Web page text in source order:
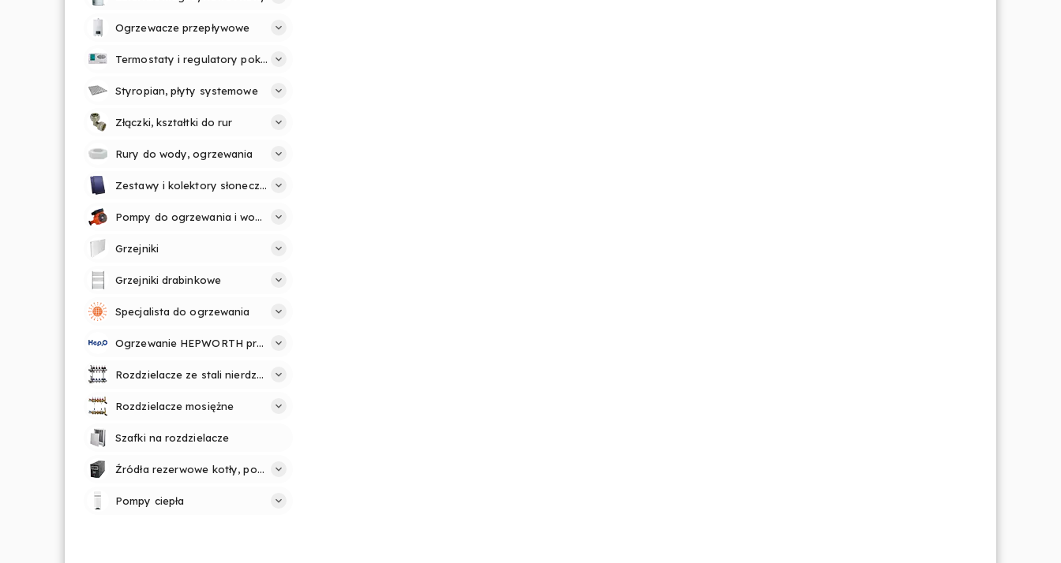
Ogrzewacze przepływowe
Termostaty i regulatory pokojowe
Styropian, płyty systemowe
Złączki, kształtki do rur
Rury do wody, ogrzewania
Zestawy i kolektory słoneczne
Pompy do ogrzewania i wody
Grzejniki
Grzejniki drabinkowe
Specjalista do ogrzewania
Ogrzewanie HEPWORTH profesjonalnie i prosto
Rozdzielacze ze stali nierdzewnej
Rozdzielacze mosiężne
Szafki na rozdzielacze
Źródła rezerwowe kotły, pompy
Pompy ciepła